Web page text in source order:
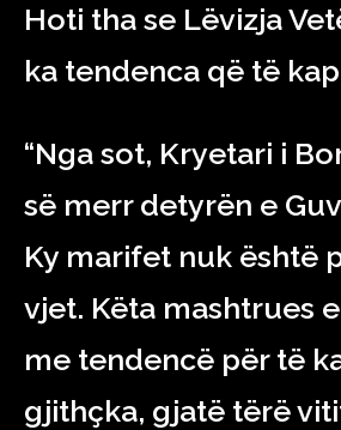
Hoti tha se Lëvizja
ka tendenca që të
“Nga sot, Kryetari i
së merr detyrën e
Ky marifet nuk është
vjet. Këta mashtrues
me tendencë për të
gjithçka, gjatë tërë